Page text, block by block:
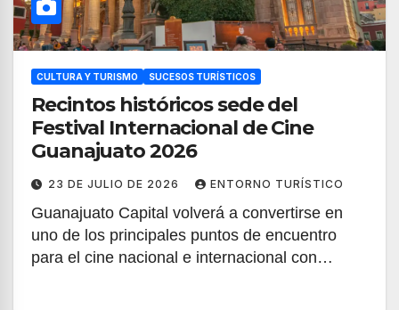
CULTURA Y TURISMO SUCESOS TURÍSTICOS
Recintos históricos sede del
Festival Internacional de Cine
Guanajuato 2026
23 DE JULIO DE 2026 ENTORNO TURÍSTICO
Guanajuato Capital volverá a convertirse en
uno de los principales puntos de encuentro
para el cine nacional e internacional con…